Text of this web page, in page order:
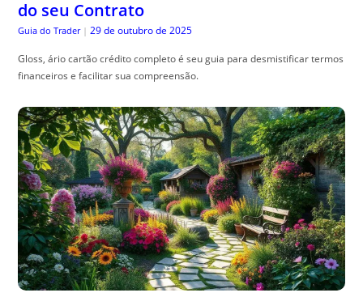
do seu Contrato
Guia do Trader | 29 de outubro de 2025
Gloss, ário cartão crédito completo é seu guia para desmistificar termos
financeiros e facilitar sua compreensão.